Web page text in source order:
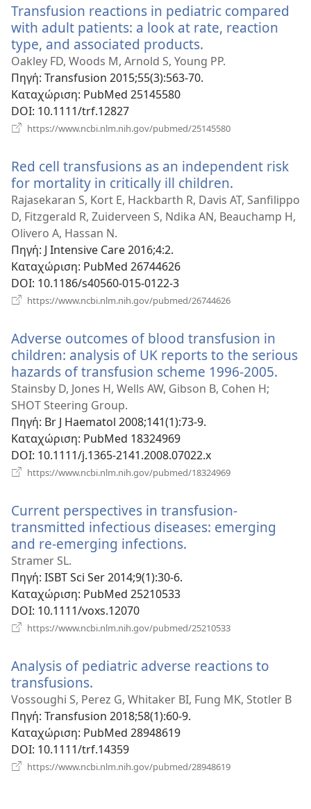
Transfusion reactions in pediatric compared
with adult patients: a look at rate, reaction
type, and associated products.
νέο
Oakley FD, Woods M, Arnold S, Young PP.
Πηγή‎: Transfusion 2015;55(3):563-70.
Καταχώριση‎: PubMed 25145580
DOI‎: 10.1111/trf.12827
https://www.ncbi.nlm.nih.gov/pubmed/25145580
Red cell transfusions as an independent risk
for mortality in critically ill children.
νέο
παράθυρο)
Rajasekaran S, Kort E, Hackbarth R, Davis AT, Sanfilippo
D, Fitzgerald R, Zuiderveen S, Ndika AN, Beauchamp H,
Olivero A, Hassan N.
Πηγή‎: J Intensive Care 2016;4:2.
Καταχώριση‎: PubMed 26744626
DOI‎: 10.1186/s40560-015-0122-3
https://www.ncbi.nlm.nih.gov/pubmed/26744626
Adverse outcomes of blood transfusion in
children: analysis of UK reports to the serious
hazards of transfusion scheme 1996-2005.
Stainsby D, Jones H, Wells AW, Gibson B, Cohen H;
SHOT Steering Group.
Πηγή‎: Br J Haematol 2008;141(1):73-9.
Καταχώριση‎: PubMed 18324969
DOI‎: 10.1111/j.1365-2141.2008.07022.x
https://www.ncbi.nlm.nih.gov/pubmed/18324969
Current perspectives in transfusion-
transmitted infectious diseases: emerging
and re-emerging infections.
Stramer SL.
Πηγή‎: ISBT Sci Ser 2014;9(1):30-6.
Καταχώριση‎: PubMed 25210533
DOI‎: 10.1111/voxs.12070
https://www.ncbi.nlm.nih.gov/pubmed/25210533
Analysis of pediatric adverse reactions to
transfusions.
νέο
παράθυρο)
Vossoughi S, Perez G, Whitaker BI, Fung MK, Stotler B
Πηγή‎: Transfusion 2018;58(1):60-9.
Καταχώριση‎: PubMed 28948619
DOI‎: 10.1111/trf.14359
https://www.ncbi.nlm.nih.gov/pubmed/28948619